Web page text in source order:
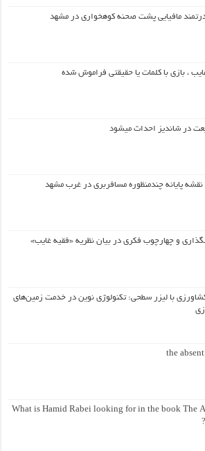
مافیایی پشت صحنه کوهخواری در مشهد
، بازی با کلمات یا حقیقتی فراموش شده
در شاندیز احداث میشود
نقشه پایانه چندمنظوره مسافربری در غرب مشهد
و چهارچوب فکری در بیان نظریه «فقیه غایب»
کشاورزی با لیزر سطحی: تکنولوژی نوین در خدمت زمین‌های
the
What is Hamid Rabei looking for in the book The